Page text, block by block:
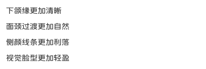
下颌缘更加清晰
面颈过渡更加自然
侧颜线条更加利落
视觉脸型更加轻盈